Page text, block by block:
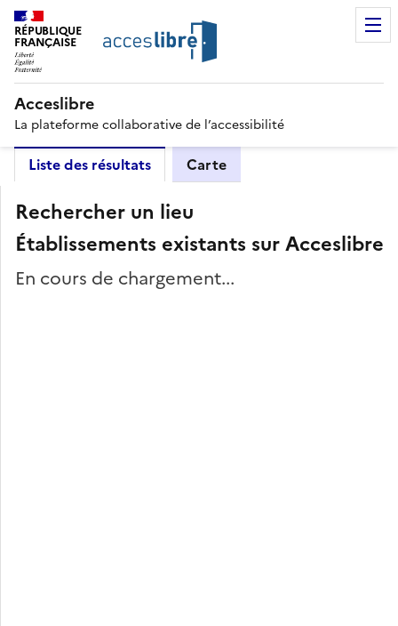
RÉPUBLIQUE
FRANÇAISE
Acceslibre
La plateforme collaborative de l’accessibilité
Liste des résultats Carte
Rechercher un lieu
Établissements existants sur Acceslibre
En cours de chargement...